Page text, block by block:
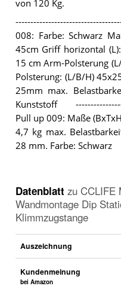
von 120 Kg.
008: Farbe: Schwarz
45cm Griff horizontal
15 cm Arm-Polsterung
Polsterung: (L/B/H)
25mm max.
Kunststoff
Pull up 009: Maße
4,7 kg max.
28 mm. Farbe: Schwarz
Datenblatt zu CCLIFE
Wandmontage Dip
Klimmzugstange
Auszeichnung
Kundenmeinung
bei Amazon